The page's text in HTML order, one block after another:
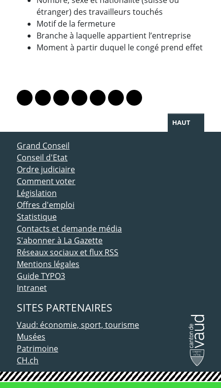
étranger) des travailleurs touchés
Motif de la fermeture
Branche à laquelle appartient l’entreprise
Moment à partir duquel le congé prend effet
Lien vers le profil Mastodon
Lien vers le profil Bluesky
Lien vers le profil Instagram
Lien vers le profil Linkedin
Lien vers le profil Facebook
Lien vers le profil Twitter
Partager par WhatsApp
HAUT
ACCÈS DIRECT
Grand Conseil
Conseil d'Etat
Ordre judiciaire
Comment voter
Législation
Offres d'emploi
Statistique
Contacts et demande média
S'abonner à La Gazette
Réseaux sociaux et flux RSS
Mentions légales
Guide TYPO3
Intranet
SITES PARTENAIRES
Vaud: économie, sport, tourisme
Musées
Patrimoine
CH.ch